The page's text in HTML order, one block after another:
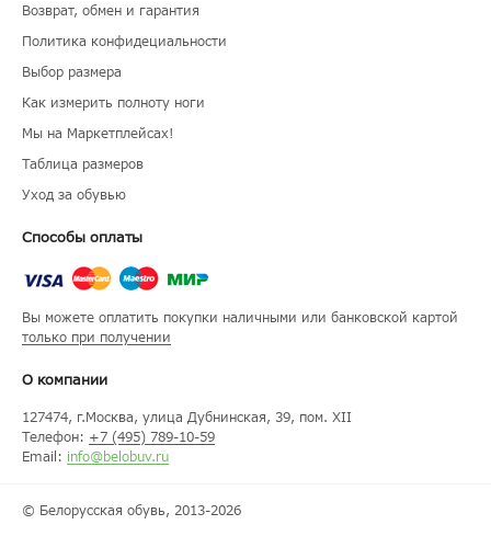
Возврат, обмен и гарантия
Политика конфидециальности
Выбор размера
Как измерить полноту ноги
Мы на Маркетплейсах!
Таблица размеров
Уход за обувью
Способы оплаты
Вы можете оплатить покупки наличными или банковской картой
только при получении
О компании
127474, г.Москва, улица Дубнинская, 39, пом. XII
Телефон: +7 (495) 789-10-59
Email: info@belobuv.ru
© Белорусская обувь, 2013-2026